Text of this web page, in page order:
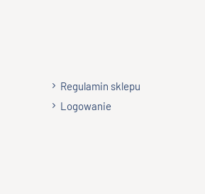
Regulamin sklepu
Logowanie